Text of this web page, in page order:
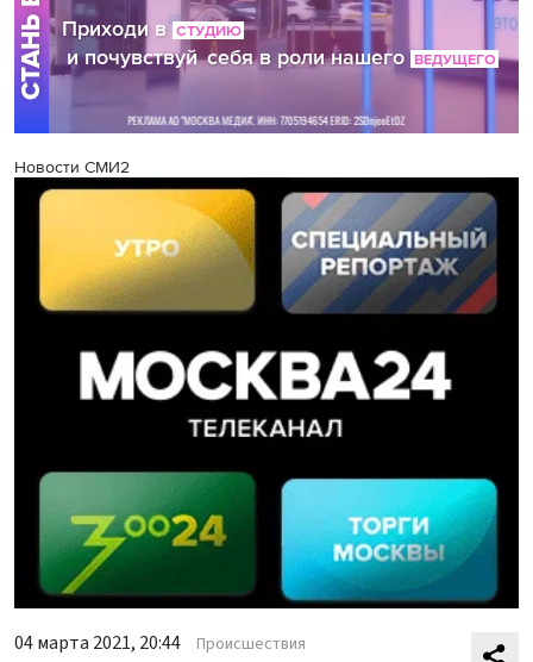
Новости СМИ2
04 марта 2021, 20:44 Происшествия